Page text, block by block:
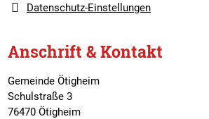
Datenschutz-Einstellungen
Anschrift & Kontakt
Gemeinde Ötigheim
Schulstraße 3
76470 Ötigheim